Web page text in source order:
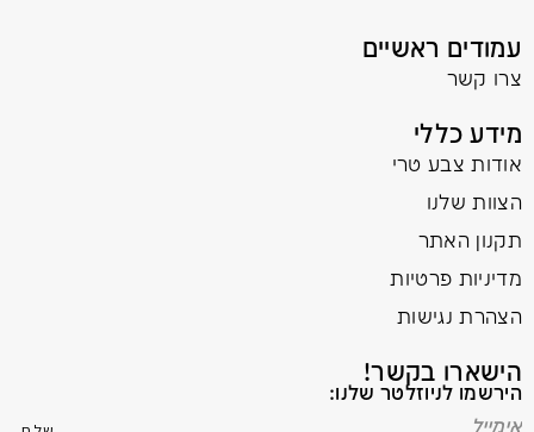
עמודים ראשיים
צרו קשר
מידע כללי
אודות צבע טרי
הצוות שלנו
תקנון האתר
מדיניות פרטיות
הצהרת נגישות
הישארו בקשר!
הירשמו לניוזלטר שלנו: